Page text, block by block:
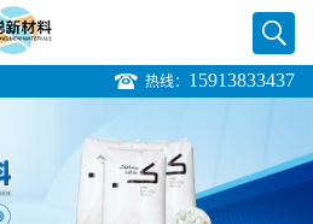
热线： 15913833437